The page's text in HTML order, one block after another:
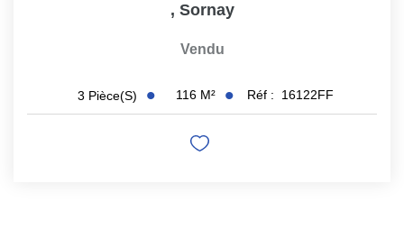
, Sornay
Vendu
3 Pièce(s) 116 M² Réf : 16122FF